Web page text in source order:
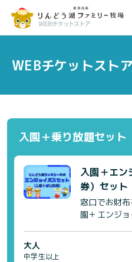
利用規約
WEBチケットストア
入園＋乗り放題セット
入園＋エン
券）セット
窓口でお財
園＋エンジ
大人
中学生以上